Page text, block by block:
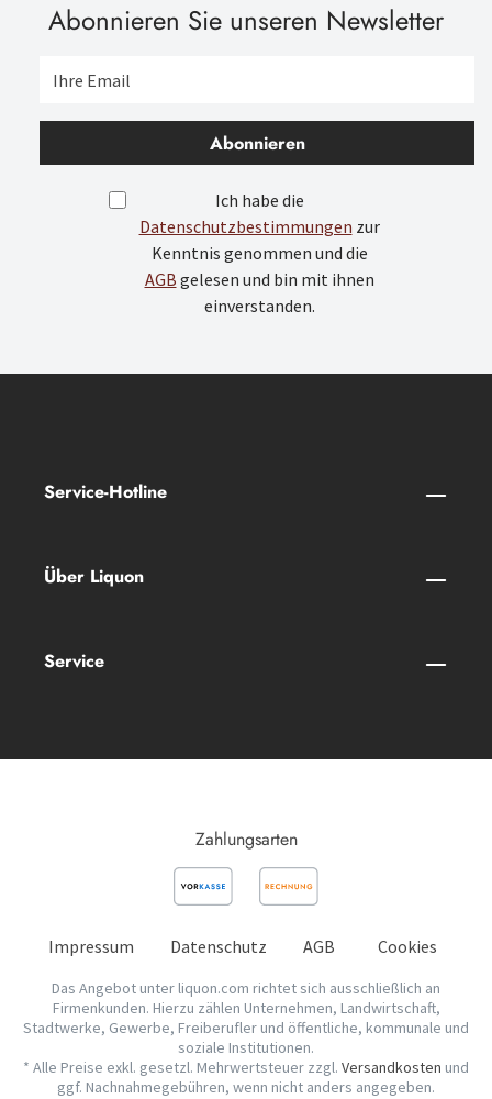
Abonnieren Sie unseren Newsletter
Abonnieren
Ich habe die
Datenschutzbestimmungen zur
Kenntnis genommen und die
AGB gelesen und bin mit ihnen
einverstanden.
Service-Hotline
Über Liquon
Service
Zahlungsarten
Impressum Datenschutz AGB Cookies
Das Angebot unter liquon.com richtet sich ausschließlich an
Firmenkunden. Hierzu zählen Unternehmen, Landwirtschaft,
Stadtwerke, Gewerbe, Freiberufler und öffentliche, kommunale und
soziale Institutionen.
* Alle Preise exkl. gesetzl. Mehrwertsteuer zzgl. Versandkosten und
ggf. Nachnahmegebühren, wenn nicht anders angegeben.